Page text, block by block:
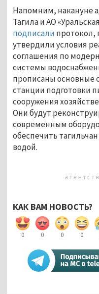
Напомним, накануне
Тагила и АО
подписали протокол,
утвердили условия
соглашения по
системы
прописаны основные
станции подготовки
сооружения
Они будут
современным
обеспечить
водой.
КАК ВАМ НОВОСТЬ?
0 0 0 0